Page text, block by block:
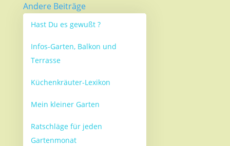
Andere Beiträge
Hast Du es gewußt ?
Infos-Garten, Balkon und
Terrasse
Küchenkräuter-Lexikon
Mein kleiner Garten
Ratschläge für jeden
Gartenmonat